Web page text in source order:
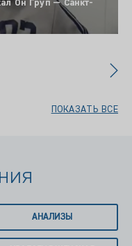
Он Груп — Санкт-
ПОКАЗАТЬ ВСЕ
АНАЛИЗЫ